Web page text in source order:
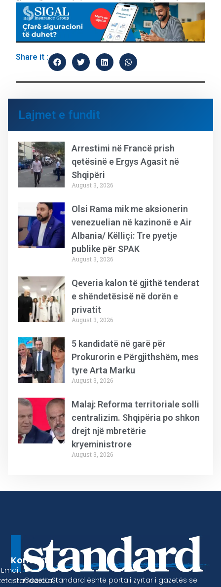
Share it :
Lajmet e fundit
Arrestimi në Francë prish
qetësinë e Ergys Agasit në
Shqipëri
August 3, 2026
Olsi Rama mik me aksionerin
venezuelian në kazinonë e Air
Albania/ Këlliçi: Tre pyetje
publike për SPAK
August 3, 2026
Qeveria kalon të gjithë tenderat
e shëndetësisë në dorën e
privatit
August 3, 2026
5 kandidatë në garë për
Prokurorin e Përgjithshëm, mes
tyre Arta Marku
August 3, 2026
Malaj: Reforma territoriale solli
centralizim. Shqipëria po shkon
drejt një mbretërie
kryeministrore
August 3, 2026
Gazeta Standard është portali zyrtar i gazetës se
Kontakt
Email: